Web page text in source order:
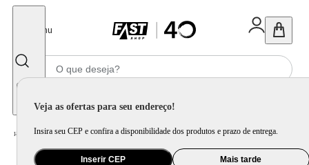
Menu
Veja as ofertas para seu endereço!
Insira seu CEP e confira a disponibilidade dos produtos e prazo de entrega.
Inserir CEP Mais tarde
Home Utilidade Doméstica Cozinha / Jogo de Panela e Panela Avulsa